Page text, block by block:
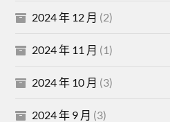
2024 年 12 月 (2)
2024 年 11 月 (1)
2024 年 10 月 (3)
2024 年 9 月 (3)